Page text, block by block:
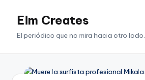
SaltarElm Creates
El periódico que no mira hacia otro lado.